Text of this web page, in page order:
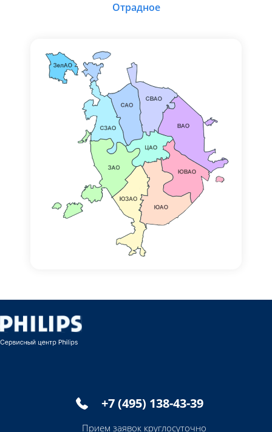
Отрадное
+7 (495) 138-43-39
Прием заявок круглосуточно